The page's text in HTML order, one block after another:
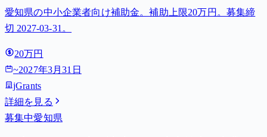
愛知県の中小企業者向け補助金。補助上限20万円。募集締
切 2027-03-31。
20万円
~2027年3月31日
jGrants
詳細を見る
募集中愛知県